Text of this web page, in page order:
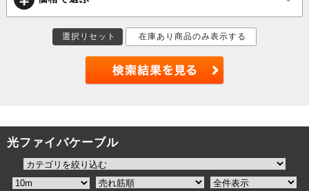
選択リセット 在庫あり商品のみ表示する
光ファイバケーブル